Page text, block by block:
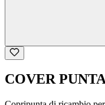
COVER